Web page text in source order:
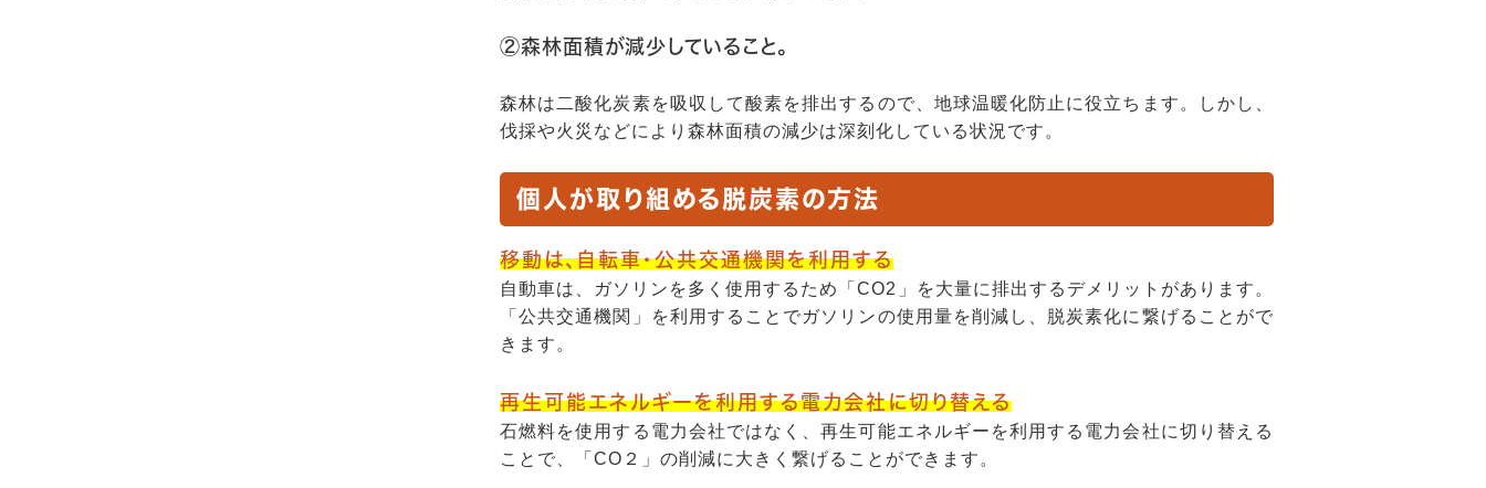
②森林面積が減少していること。
森林は二酸化炭素を吸収して酸素を排出するので、地球温暖化防止に役立ちます。しかし、
伐採や火災などにより森林面積の減少は深刻化している状況です。
個人が取り組める脱炭素の方法
移動は、自転車・公共交通機関を利用する
自動車は、ガソリンを多く使用するため「CO2」を大量に排出するデメリットがあります。
「公共交通機関」を利用することでガソリンの使用量を削減し、脱炭素化に繋げることがで
きます。
再生可能エネルギーを利用する電力会社に切り替える
石燃料を使用する電力会社ではなく、再生可能エネルギーを利用する電力会社に切り替える
ことで、「CO２」の削減に大きく繋げることができます。